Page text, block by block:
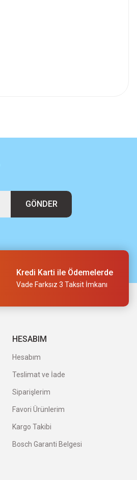
GÖNDER
Kredi Karti ile Ödemelerde
Vade Farksız 3 Taksit İmkanı
HESABIM
Hesabım
Teslimat ve İade
Siparişlerim
Favori Ürünlerim
Kargo Takibi
Bosch Garanti Belgesi